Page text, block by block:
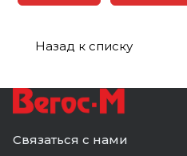
Назад к списку
Связаться с нами